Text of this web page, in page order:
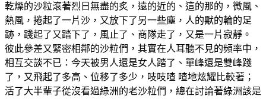
乾燥的沙粒滾著烈日無盡的炙，遠的近的、這的那的，微風、
熱風，捲起了一片沙，又放下了另一些塵，人的獸的輪的足
跡，踐起了又踏下了，風止了、商隊走了，又是一片寂靜。
彼此參差又緊密相鄰的沙粒們，其實在人耳聽不見的頻率中，
相互交談不已：今天被男人還是女人踏了、單峰還是雙峰踐
了，又飛起了多高、位移了多少，吱吱喳 喳地炫耀比較著；
活了大半輩子從沒看過綠洲的老沙粒們，總在討論著綠洲該是